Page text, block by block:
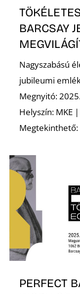
BARCSAY
Nagyszabású
jubileumi
Megnyitó:
Helyszín: MKE
Megtekinthető:
PERFECT